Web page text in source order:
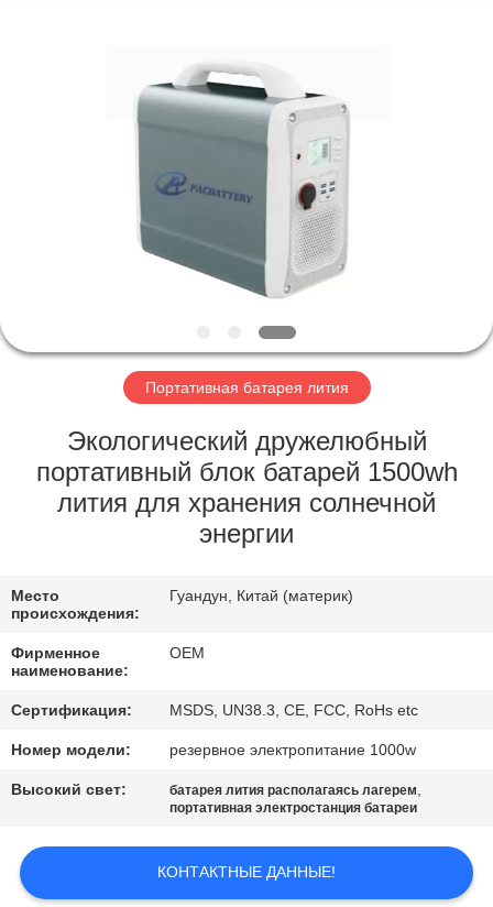
ПРОДУКТЫ
ПУТЕШЕСТВИЕ
ФАБРИКИ
ПРОВЕРКА
КАЧЕСТВА
МЫ
BLOG
СПРОСИТЕ
ЦИТАТУ
КАРТА
САЙТА
Портативная батарея лития
Экологический дружелюбный
портативный блок батарей 1500wh
лития для хранения солнечной
энергии
Место
происхождения:
Гуандун, Китай (материк)
Фирменное
наименование:
OEM
Сертификация: MSDS, UN38.3, CE, FCC, RoHs etc
Номер модели: резервное электропитание 1000w
Высокий свет: батарея лития располагаясь лагерем,
портативная электростанция батареи
КОНТАКТНЫЕ ДАННЫЕ!